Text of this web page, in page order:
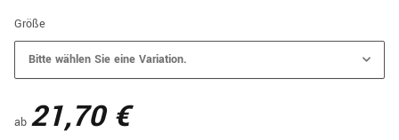
Größe
Bitte wählen Sie eine Variation.
ab 21,70 €